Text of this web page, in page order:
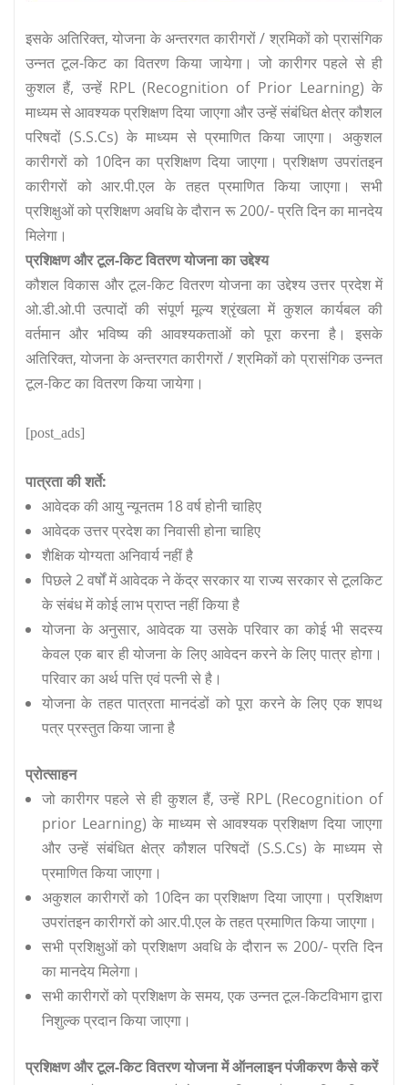
इसके अतिरिक्त, योजना के अन्तरगत कारीगरों / श्रमिकों को प्रासंगिक
उन्नत टूल-किट का वितरण किया जायेगा। जो कारीगर पहले से ही
कुशल हैं, उन्हें RPL (Recognition of Prior Learning) के
माध्यम से आवश्यक प्रशिक्षण दिया जाएगा और उन्हें संबंधित क्षेत्र कौशल
परिषदों (S.S.Cs) के माध्यम से प्रमाणित किया जाएगा। अकुशल
कारीगरों को 10दिन का प्रशिक्षण दिया जाएगा। प्रशिक्षण उपरांतइन
कारीगरों को आर.पी.एल के तहत प्रमाणित किया जाएगा। सभी
प्रशिक्षुओं को प्रशिक्षण अवधि के दौरान रू 200/- प्रति दिन का मानदेय
मिलेगा।
प्रशिक्षण और टूल-किट वितरण योजना का उद्देश्य
कौशल विकास और टूल-किट वितरण योजना का उद्देश्य उत्तर प्रदेश में
ओ.डी.ओ.पी उत्पादों की संपूर्ण मूल्य श्रृंखला में कुशल कार्यबल की
वर्तमान और भविष्य की आवश्यकताओं को पूरा करना है। इसके
अतिरिक्त, योजना के अन्तरगत कारीगरों / श्रमिकों को प्रासंगिकउन्नत
टूल-किट का वितरण किया जायेगा।
[post_ads]
पात्रता की शर्ते:
आवेदक की आयु न्यूनतम 18 वर्ष होनी चाहिए
आवेदक उत्तर प्रदेश का निवासी होना चाहिए
शैक्षिक योग्यता अनिवार्य नहीं है
पिछले 2 वर्षों में आवेदक ने केंद्र सरकार या राज्य सरकार से टूलकिट
के संबंध में कोई लाभ प्राप्त नहीं किया है
योजना के अनुसार, आवेदक या उसके परिवार का कोई भी सदस्य
केवल एक बार ही योजना के लिए आवेदन करने के लिए पात्र होगा।
परिवार का अर्थ पत्ति एवं पत्नी से है।
योजना के तहत पात्रता मानदंडों को पूरा करने के लिए एक शपथ
पत्र प्रस्तुत किया जाना है
प्रोत्साहन
जो कारीगर पहले से ही कुशल हैं, उन्हें RPL (Recognition of
prior Learning) के माध्यम से आवश्यक प्रशिक्षण दिया जाएगा
और उन्हें संबंधित क्षेत्र कौशल परिषदों (S.S.Cs) के माध्यम से
प्रमाणित किया जाएगा।
अकुशल कारीगरों को 10दिन का प्रशिक्षण दिया जाएगा। प्रशिक्षण
उपरांतइन कारीगरों को आर.पी.एल के तहत प्रमाणित किया जाएगा।
सभी प्रशिक्षुओं को प्रशिक्षण अवधि के दौरान रू 200/- प्रति दिन
का मानदेय मिलेगा।
सभी कारीगरों को प्रशिक्षण के समय, एक उन्नत टूल-किटविभाग द्वारा
निशुल्क प्रदान किया जाएगा।
प्रशिक्षण और टूल-किट वितरण योजनामें ऑनलाइन पंजीकरण कैसे करें